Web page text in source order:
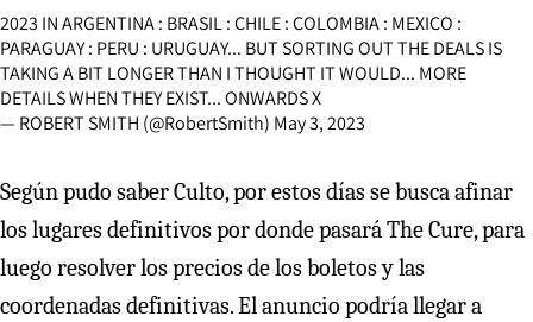
2023 IN ARGENTINA : BRASIL : CHILE : COLOMBIA : MEXICO :
PARAGUAY : PERU : URUGUAY... BUT SORTING OUT THE DEALS IS
TAKING A BIT LONGER THAN I THOUGHT IT WOULD... MORE
DETAILS WHEN THEY EXIST... ONWARDS X
— ROBERT SMITH (@RobertSmith) May 3, 2023
Según pudo saber Culto, por estos días se busca afinar
los lugares definitivos por donde pasará The Cure, para
luego resolver los precios de los boletos y las
coordenadas definitivas. El anuncio podría llegar a